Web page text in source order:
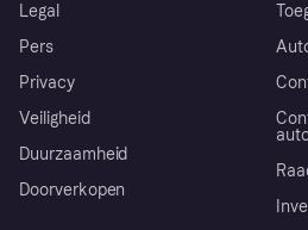
Legal
Pers
Privacy
Veiligheid
Duurzaamheid
Doorverkopen